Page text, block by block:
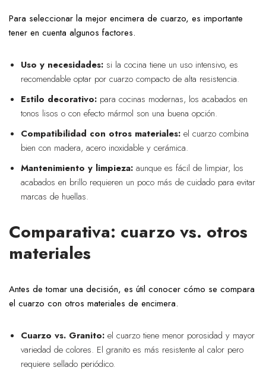
Para seleccionar la mejor encimera de cuarzo, es importante
tener en cuenta algunos factores.
Uso y necesidades: si la cocina tiene un uso intensivo, es
recomendable optar por cuarzo compacto de alta resistencia.
Estilo decorativo: para cocinas modernas, los acabados en
tonos lisos o con efecto mármol son una buena opción.
Compatibilidad con otros materiales: el cuarzo combina
bien con madera, acero inoxidable y cerámica.
Mantenimiento y limpieza: aunque es fácil de limpiar, los
acabados en brillo requieren un poco más de cuidado para evitar
marcas de huellas.
Comparativa: cuarzo vs. otros
materiales
Antes de tomar una decisión, es útil conocer cómo se compara
el cuarzo con otros materiales de encimera.
Cuarzo vs. Granito: el cuarzo tiene menor porosidad y mayor
variedad de colores. El granito es más resistente al calor pero
requiere sellado periódico.